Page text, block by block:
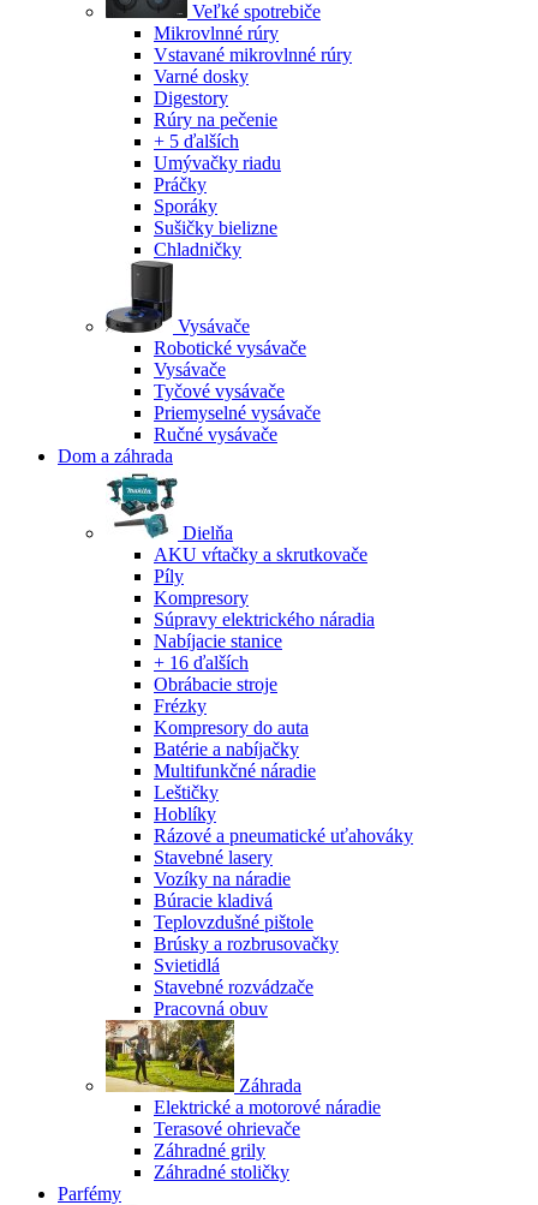
Veľké spotrebiče
Mikrovlnné rúry
Vstavané mikrovlnné rúry
Varné dosky
Digestory
Rúry na pečenie
+ 5 ďalších
Umývačky riadu
Práčky
Sporáky
Sušičky bielizne
Chladničky
Vysávače
Robotické vysávače
Vysávače
Tyčové vysávače
Priemyselné vysávače
Ručné vysávače
Dom a záhrada
Dielňa
AKU vŕtačky a skrutkovače
Píly
Kompresory
Súpravy elektrického náradia
Nabíjacie stanice
+ 16 ďalších
Obrábacie stroje
Frézky
Kompresory do auta
Batérie a nabíjačky
Multifunkčné náradie
Leštičky
Hoblíky
Rázové a pneumatické uťahováky
Stavebné lasery
Vozíky na náradie
Búracie kladivá
Teplovzdušné pištole
Brúsky a rozbrusovačky
Svietidlá
Stavebné rozvádzače
Pracovná obuv
Záhrada
Elektrické a motorové náradie
Terasové ohrievače
Záhradné grily
Záhradné stoličky
Parfémy